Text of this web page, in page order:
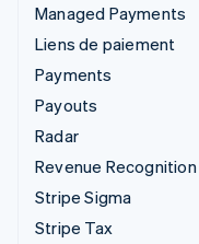
Managed Payments
Liens de paiement
Payments
Payouts
Radar
Revenue Recognition
Stripe Sigma
Stripe Tax